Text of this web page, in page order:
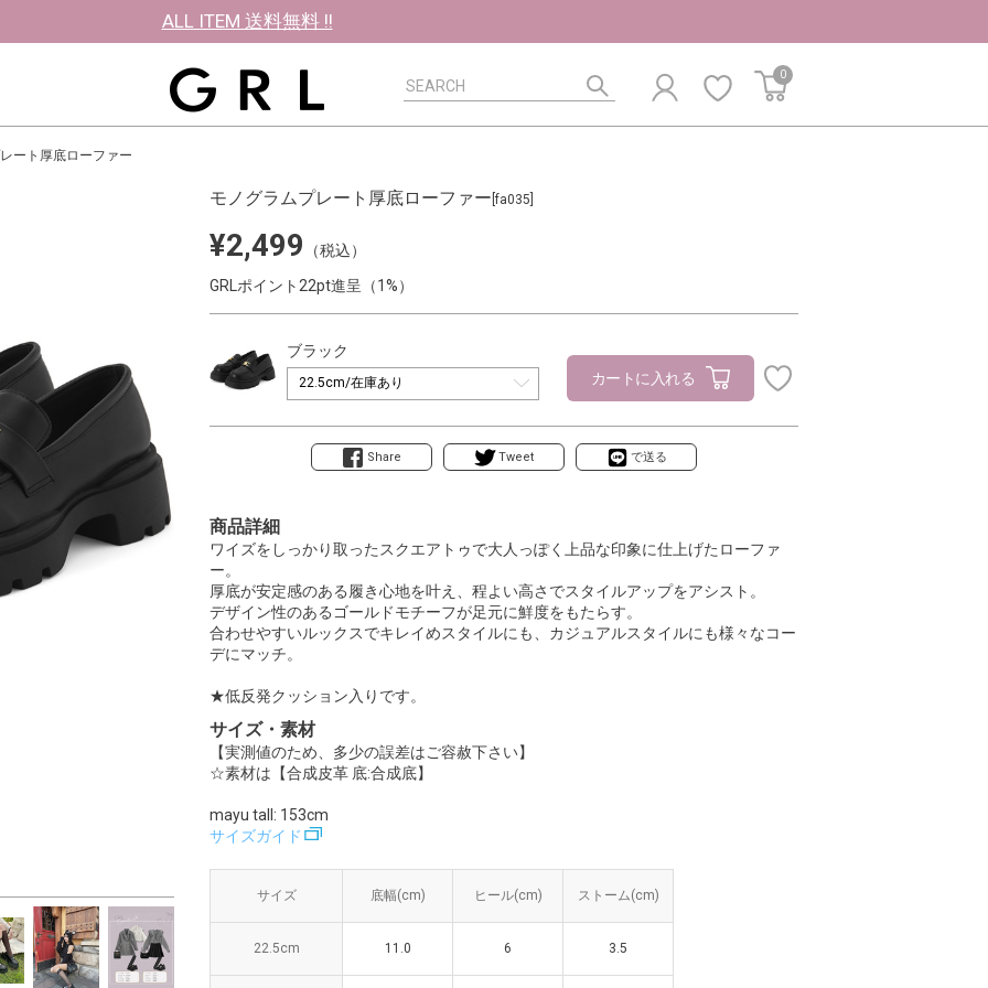
ALL ITEM 送料無料 !!
0
ート厚底ローファー
モノグラムプレート厚底ローファー [fa035]
¥2,499
（税込）
GRLポイント22pt進呈（1%）
ブラック
カートに入れる
Share Tweet で送る
商品詳細
ワイズをしっかり取ったスクエアトゥで大人っぽく上品な印象に仕上げたローファ
ー。
厚底が安定感のある履き心地を叶え、程よい高さでスタイルアップをアシスト。
デザイン性のあるゴールドモチーフが足元に鮮度をもたらす。
合わせやすいルックスでキレイめスタイルにも、カジュアルスタイルにも様々なコー
デにマッチ。
★低反発クッション入りです。
サイズ・素材
【実測値のため、多少の誤差はご容赦下さい】
☆素材は【合成皮革 底:合成底】
mayu tall: 153cm
サイズガイド
サイズ 底幅(cm) ヒール(cm) ストーム(cm)
22.5cm 11.0 6 3.5
サイズ 底幅(cm) ヒール(cm) ストーム(cm)
22.5cm 11.0 6 3.5